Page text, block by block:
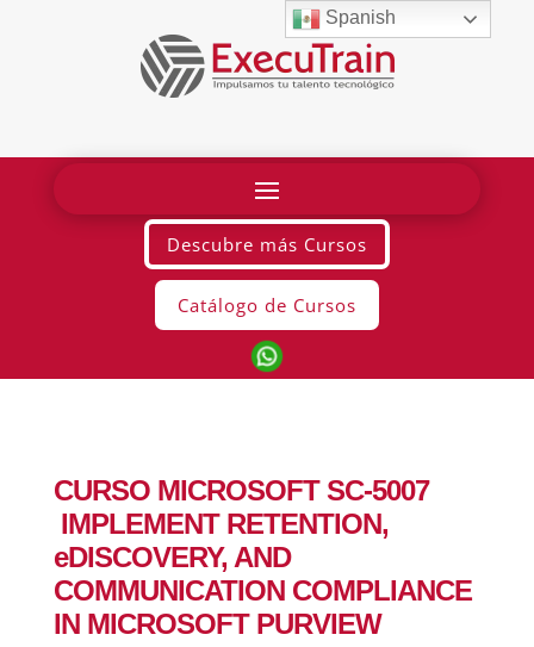
Descubre más Cursos
Catálogo de Cursos
CURSO MICROSOFT SC-5007
IMPLEMENT RETENTION,
eDISCOVERY, AND
COMMUNICATION COMPLIANCE
IN MICROSOFT PURVIEW
Spanish